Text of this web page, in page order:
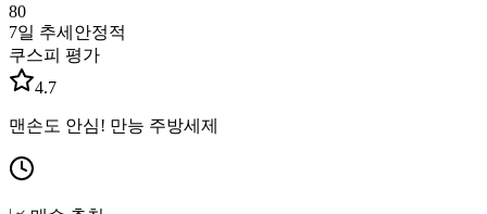
80
7일 추세 안정적
쿠스피 평가
4.7
맨손도 안심! 만능 주방세제